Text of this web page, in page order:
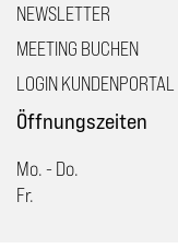
NEWSLETTER
MEETING BUCHEN
LOGIN KUNDENPORTAL
Öffnungszeiten
Mo. - Do.
Fr.